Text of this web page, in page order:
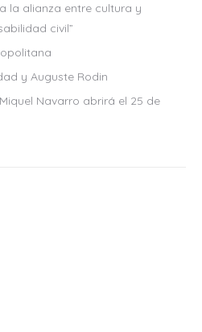
la alianza entre cultura y
civil”
y Auguste Rodin
Navarro abrirá el 25 de